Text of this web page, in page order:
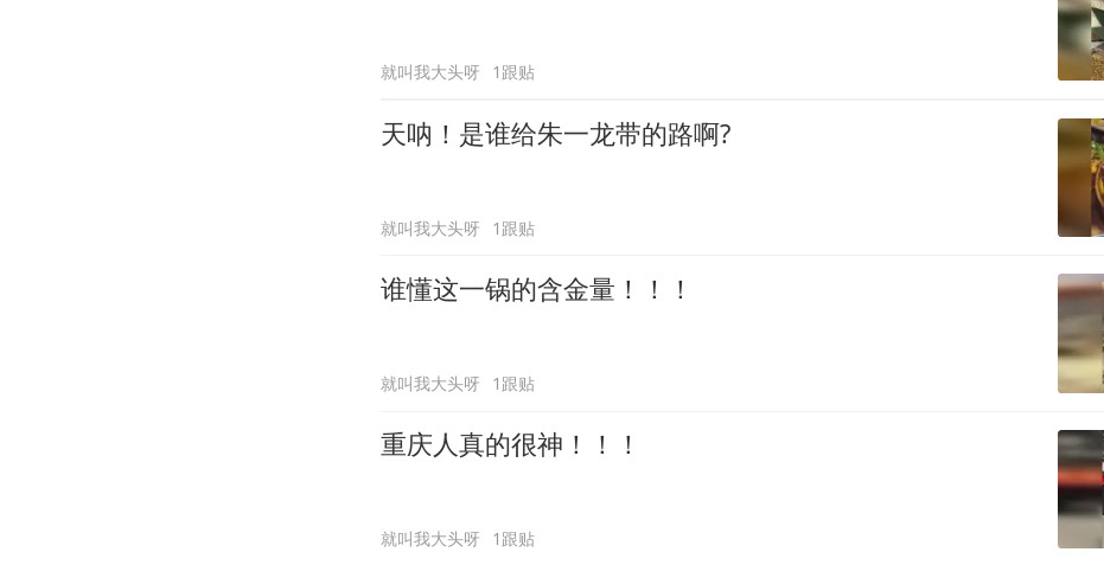
就叫我大头呀 1跟贴
天呐！是谁给朱一龙带的路啊?
就叫我大头呀 1跟贴
谁懂这一锅的含金量！！！
就叫我大头呀 1跟贴
重庆人真的很神！！！
就叫我大头呀 1跟贴